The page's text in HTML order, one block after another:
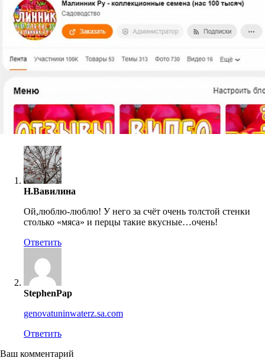
Н.Вавилина
Ой,люблю-люблю! У него за счёт очень толстой стенки
столько «мяса» и перцы такие вкусные…очень!
Ответить
StephenPap
genovatuninwaterz.sa.com
Ответить
Ваш комментарий